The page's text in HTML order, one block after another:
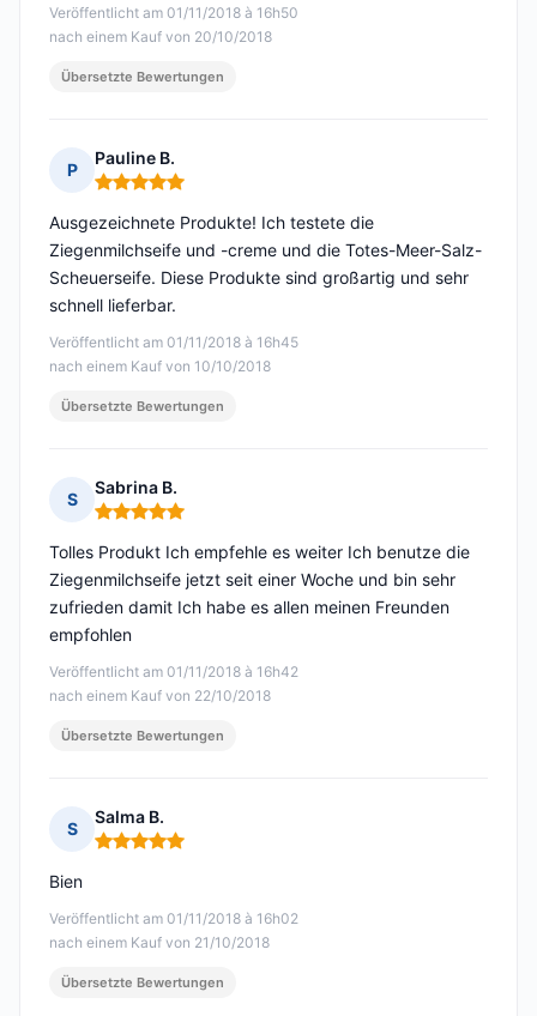
Veröffentlicht am 01/11/2018 à 16h50
nach einem Kauf von 20/10/2018
Übersetzte Bewertungen
P
Pauline B.
Hinweis: 5 von 5
Veröffentlicht am 01/11/2018 à 16h45
nach einem Kauf von 10/10/2018
Ausgezeichnete Produkte! Ich testete die
Ziegenmilchseife und -creme und die Totes-Meer-Salz-
Scheuerseife. Diese Produkte sind großartig und sehr
schnell lieferbar.
Übersetzte Bewertungen
S
Sabrina B.
Hinweis: 5 von 5
Veröffentlicht am 01/11/2018 à 16h42
nach einem Kauf von 22/10/2018
Tolles Produkt Ich empfehle es weiter Ich benutze die
Ziegenmilchseife jetzt seit einer Woche und bin sehr
zufrieden damit Ich habe es allen meinen Freunden
empfohlen
Übersetzte Bewertungen
S
Salma B.
Hinweis: 5 von 5
Veröffentlicht am 01/11/2018 à 16h02
nach einem Kauf von 21/10/2018
Bien
Übersetzte Bewertungen